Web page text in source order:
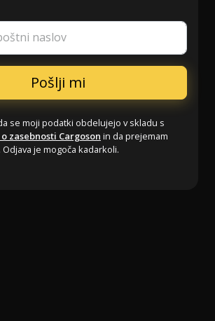
naslov
se moji podatki obdelujejo v skladu s
zasebnosti Cargoson in da prejemam
je mogoča kadarkoli.